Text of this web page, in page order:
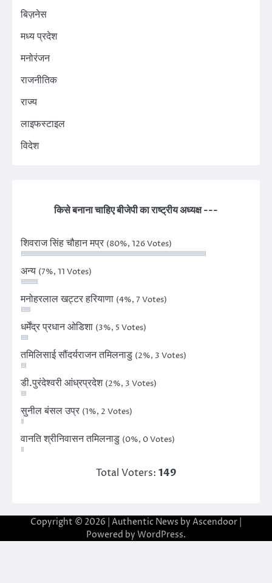
बिज़नेस
मध्य प्रदेश
मनोरंजन
राजनीतिक
राज्य
लाइफस्टाइल
विदेश
किसे बनाना चाहिए बीजेपी का राष्ट्रीय अध्यक्ष ---
शिवराज सिंह चौहान मप्र (80%, 126 Votes)
अन्य (7%, 11 Votes)
मनोहरलाल खट्टर हरियाणा (4%, 7 Votes)
धर्मेंद्र प्रधान ओडिशा (3%, 5 Votes)
तमिलिसाई सौंदर्यराजन तमिलनाडु (2%, 3 Votes)
डी.पुरंदेश्वरी आंध्रप्रदेश (2%, 3 Votes)
सुनील बंसल उप्र (1%, 2 Votes)
वानति श्रीनिवासन तमिलनाडु (0%, 0 Votes)
Total Voters: 149
Copyright © 2026 | Authentic News by Ascendoor
Powered by WordPress.